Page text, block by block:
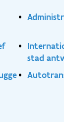
stad